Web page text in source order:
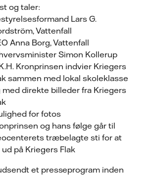
og taler:
Lars G.
Vattenfall
Anna Borg, Vattenfall
Simon Kollerup
Kronprinsen indvier Kriegers
sammen med lokal skoleklasse
med direkte billeder fra Kriegers
for fotos
og hans følge går til
træbelagte sti for at
ud på Kriegers Flak
et presseprogram inden